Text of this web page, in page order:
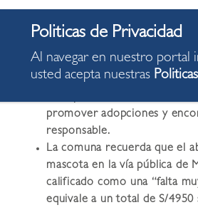
05.12.2023
Dispositivo tecnológico
información básica como
promover adopciones y
responsable.
La comuna recuerda que el
mascota en la vía pública de
calificado como una “falta
equivale a un total de S/4950
Al navegar en nuestro portal
usted acepta nuestras